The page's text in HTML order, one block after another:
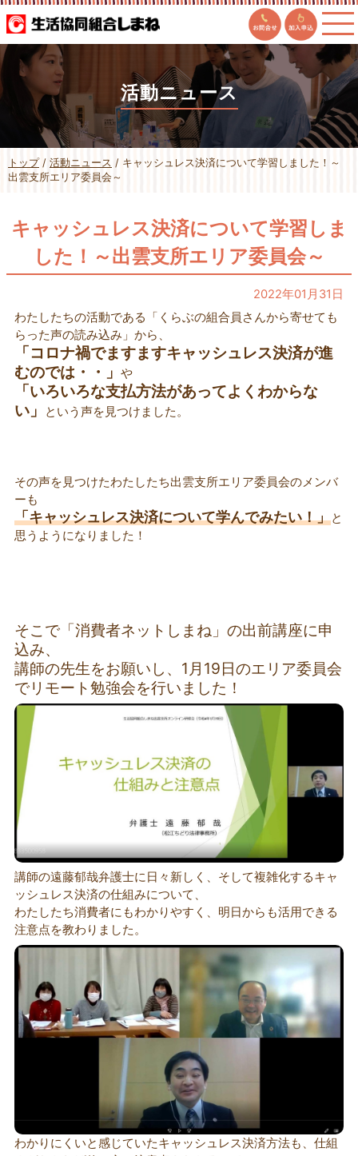
このページの本文へ
活動ニュース
現
在
置：
トップ/ 活動ニュース / キャッシュレス決済について学習しました！～
出雲支所エリア委員会～
キャッシュレス決済について学習しま
した！～出雲支所エリア委員会～
2022年01月31日
わたしたちの活動である「くらぶの組合員さんから寄せても
らった声の読み込み」から、
「コロナ禍でますますキャッシュレス決済が進
むのでは・・」 や
「いろいろな支払方法があってよくわからな
い」
という声を見つけました。
その声を見つけたわたしたち出雲支所エリア委員会のメンバ
ーも
「キャッシュレス決済について学んでみたい！」と
思うようになりました！
そこで「消費者ネットしまね」の出前講座に申
込み、
講師の先生をお願いし、1月19日のエリア委員会
でリモート勉強会を行いました！
講師の遠藤郁哉弁護士に日々新しく、そして複雑化するキャ
ッシュレス決済の仕組みについて、
わたしたち消費者にもわかりやすく、明日からも活用できる
注意点を教わりました。
わかりにくいと感じていたキャッシュレス決済方法も、仕組